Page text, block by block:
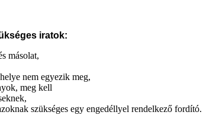
iratok:
másolat,
nem egyezik meg,
meg kell
szükséges egy engedéllyel rendelkező fordító.